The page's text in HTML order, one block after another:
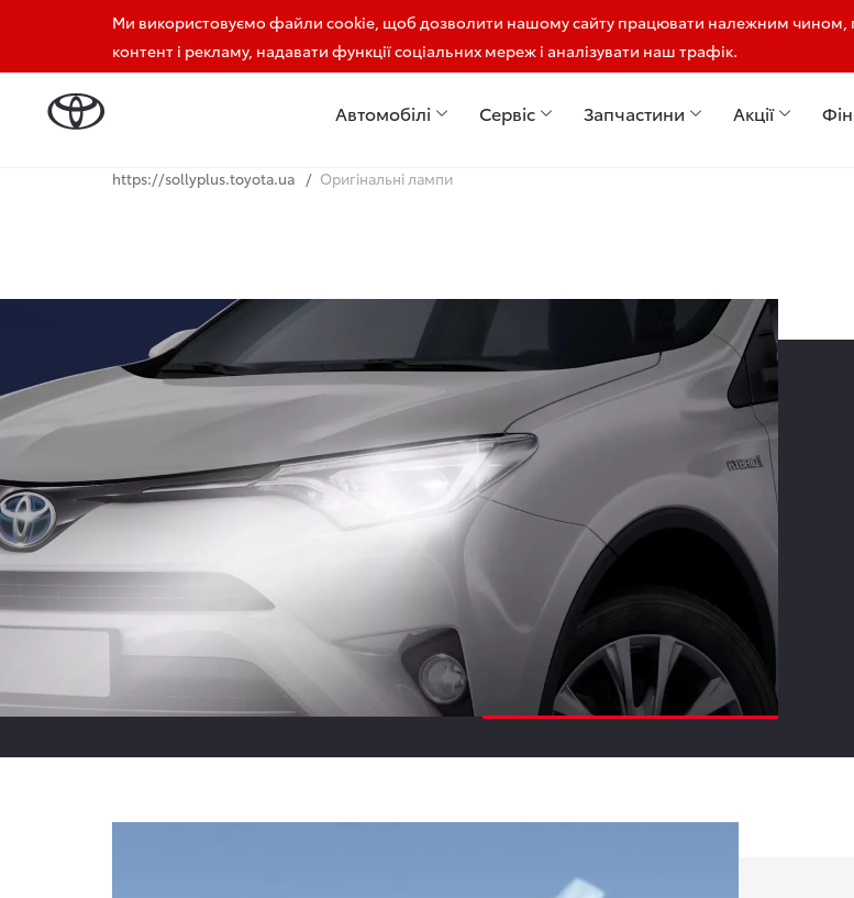
Ми використовуємо файли cookie, щоб дозволити нашому сайту працювати належним чином,
контент і рекламу, надавати функції соціальних мереж і аналізувати наш трафік.
+38 096 909 77 77
Автомобілі Сервіс Запчастини Акції
https://sollyplus.toyota.ua Оригінальні лампи